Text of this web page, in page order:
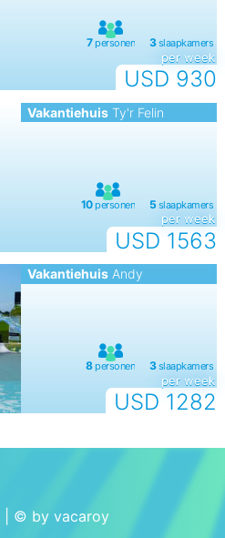
USD 930
per week
VakantiehuisTy'r Felin
USD 1563
per week
VakantiehuisAndy
USD 1282
per week
| © by vacaroy